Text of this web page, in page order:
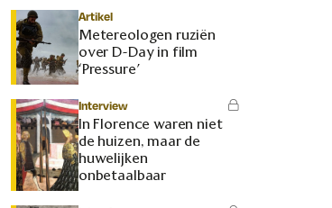
Artikel
Metereologen ruziën
over D-Day in film
‘Pressure’
Interview
In Florence waren niet
de huizen, maar de
huwelijken
onbetaalbaar